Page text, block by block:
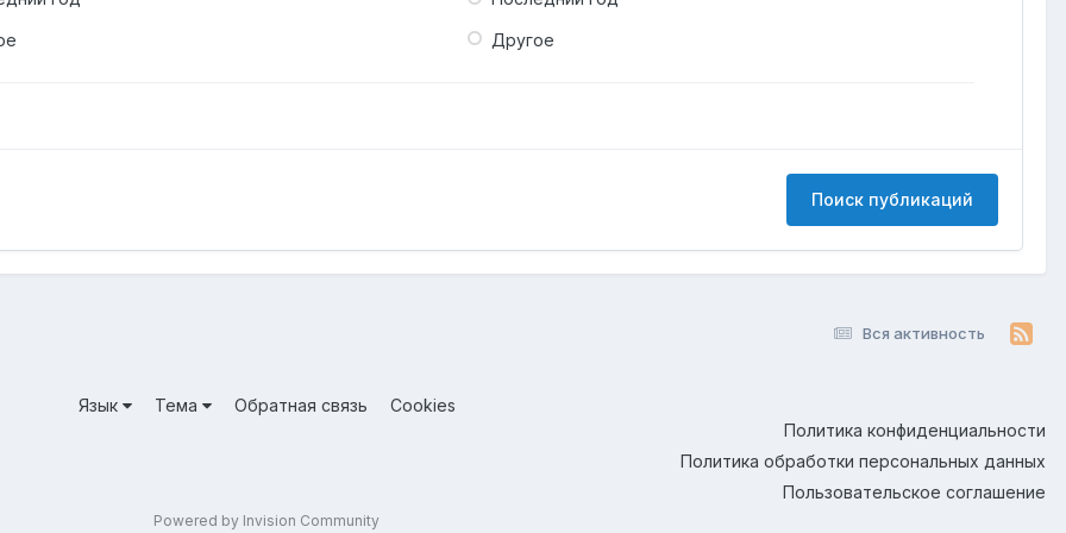
Другое
Поиск публикаций
Вся активность
Язык Тема Обратная связь
Cookies
Политика конфиденциальности
Политика обработки персональных данных
Пользовательское соглашение
Powered by Invision Community